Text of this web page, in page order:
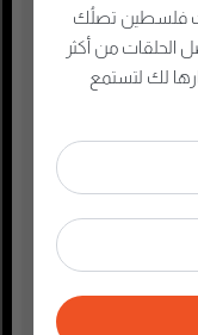
فلسطين تصلُك
الحلقات من أكثر
لك لتستمع